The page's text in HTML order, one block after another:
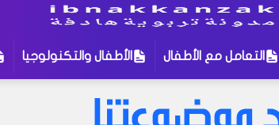
التعامل مع الأطفال الأطفال والتكنولوجيا